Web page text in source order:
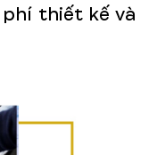
thiết kế và